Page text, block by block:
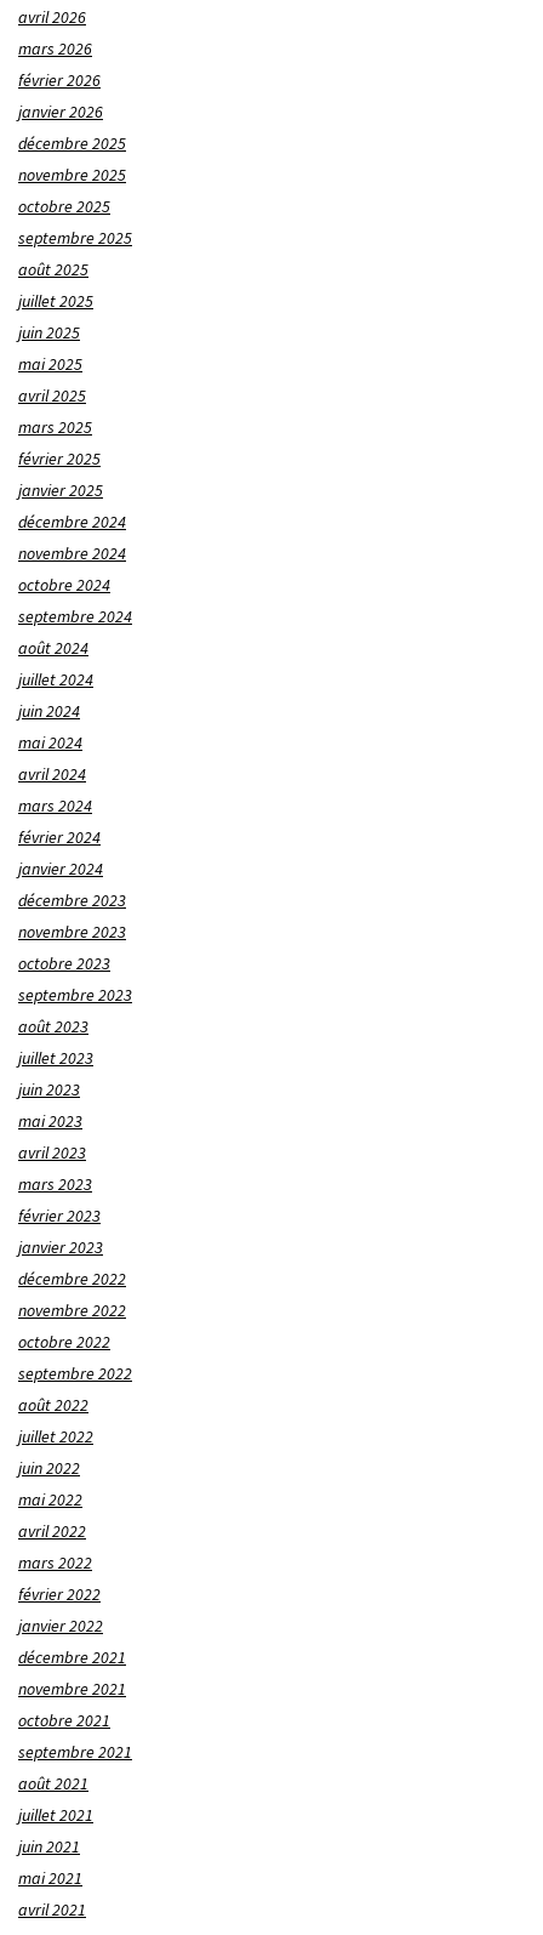
avril 2026
mars 2026
février 2026
janvier 2026
décembre 2025
novembre 2025
octobre 2025
septembre 2025
août 2025
juillet 2025
juin 2025
mai 2025
avril 2025
mars 2025
février 2025
janvier 2025
décembre 2024
novembre 2024
octobre 2024
septembre 2024
août 2024
juillet 2024
juin 2024
mai 2024
avril 2024
mars 2024
février 2024
janvier 2024
décembre 2023
novembre 2023
octobre 2023
septembre 2023
août 2023
juillet 2023
juin 2023
mai 2023
avril 2023
mars 2023
février 2023
janvier 2023
décembre 2022
novembre 2022
octobre 2022
septembre 2022
août 2022
juillet 2022
juin 2022
mai 2022
avril 2022
mars 2022
février 2022
janvier 2022
décembre 2021
novembre 2021
octobre 2021
septembre 2021
août 2021
juillet 2021
juin 2021
mai 2021
avril 2021